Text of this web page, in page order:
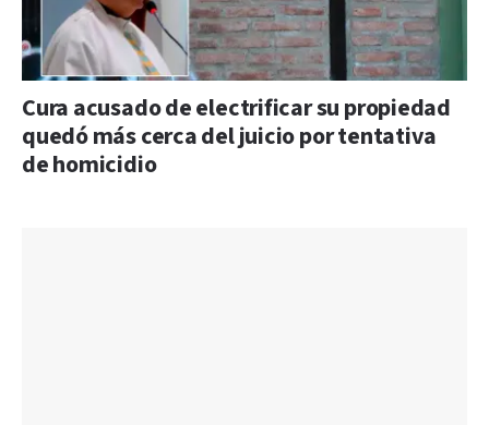
Cura acusado de electrificar su propiedad
quedó más cerca del juicio por tentativa
de homicidio